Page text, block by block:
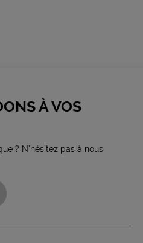
À VOS
? N'hésitez pas à nous